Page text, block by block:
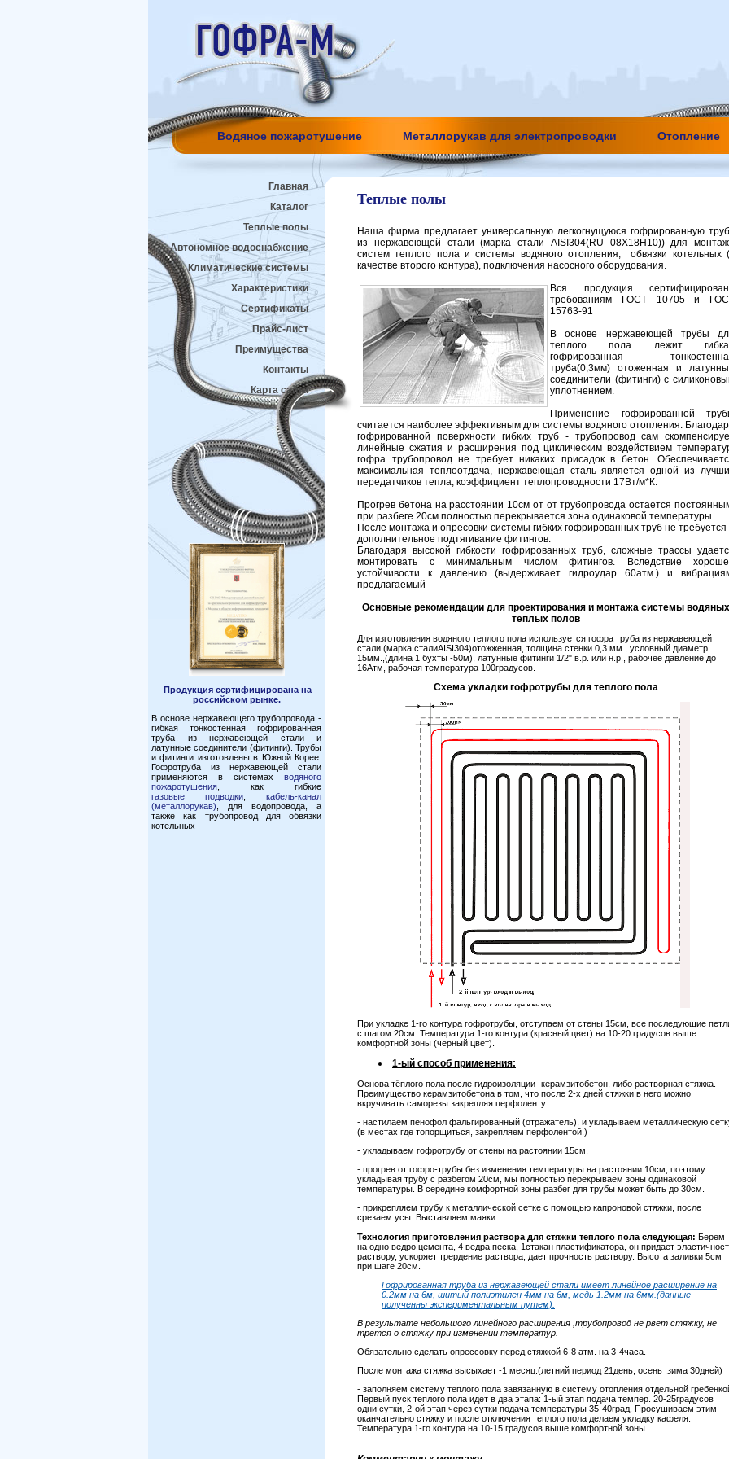
Водяное пожаротушение Металлорукав для электропроводки Отопление
Главная
Каталог
Теплые полы
Автономное водоснабжение
Климатические системы
Характеристики
Сертификаты
Прайс-лист
Преимущества
Контакты
Карта сайта
Продукция сертифицирована на
российском рынке.
В основе нержавеющего трубопровода -
гибкая тонкостенная гофрированная
труба из нержавеющей стали и
латунные соединители (фитинги). Трубы
и фитинги изготовлены в Южной Корее.
Гофротруба из нержавеющей стали
применяются в системах водяного
пожаротушения , как гибкие
газовые подводки
кабель-канал
(металлорукав) , для водопровода, а
также как трубопровод для обвязки
котельных
Теплые полы
Наша фирма предлагает универсальную легкогнущуюся гофрированную
из нержавеющей стали (марка стали AISI304(RU 08X18H10)) для
систем теплого пола и системы водяного отопления, обвязки котельных
качестве второго контура), подключения насосного оборудования.
Вся продукция
требованиям ГОСТ 10705 и
15763-91
В основе нержавеющей трубы
теплого пола лежит
гофрированная
труба(0,3мм) отоженная и
соединители (фитинги) с
уплотнением.
Применение гофрированной
считается наиболее эффективным для системы водяного отопления.
гофрированной поверхности гибких труб - трубопровод сам
линейные сжатия и расширения под циклическим воздействием
гофра трубопровод не требует никаких присадок в бетон.
максимальная теплоотдача, нержавеющая сталь является одной из
передатчиков тепла, коэффициент теплопроводности 17Вт/м*К.
Прогрев бетона на расстоянии 10см от от трубопровода остается
при разбеге 20см полностью перекрывается зона одинаковой температуры.
После монтажа и опресовки системы гибких гофрированных труб не требуется
дополнительное подтягивание фитингов.
Благодаря высокой гибкости гофрированных труб, сложные трассы
монтировать с минимальным числом фитингов. Вследствие
устойчивости к давлению (выдерживает гидроудар 60атм.) и
предлагаемый
Основные рекомендации для проектирования и монтажа системы водяных
теплых полов
Для изготовления водяного теплого пола используется гофра труба из нержавеющей
стали (марка сталиAISI304)отожженная, толщина стенки 0,3 мм., условный диаметр
15мм.,(длина 1 бухты -50м), латунные фитинги 1/2" в.р. или н.р., рабочее давление до
16Атм, рабочая температура 100градусов.
Схема укладки гофротрубы для теплого пола
При укладке 1-го контура гофротрубы, отступаем от стены 15см, все последующие
с шагом 20см. Температура 1-го контура (красный цвет) на 10-20 градусов выше
комфортной зоны (черный цвет).
1-ый способ применения:
Основа тёплого пола после гидроизоляции- керамзитобетон, либо растворная стяжка.
Преимущество керамзитобетона в том, что после 2-х дней стяжки в него можно
вкручивать саморезы закрепляя перфоленту.
- настилаем пенофол фальгированный (отражатель), и укладываем металлическую
(в местах где топорщиться, закрепляем перфолентой.)
- укладываем гофротрубу от стены на растоянии 15см.
- прогрев от гофро-трубы без изменения температуры на растоянии 10см, поэтому
укладывая трубу с разбегом 20см, мы полностью перекрываем зоны одинаковой
температуры. В середине комфортной зоны разбег для трубы может быть до 30см.
- прикрепляем трубу к металлической сетке с помощью капроновой стяжки, после
срезаем усы. Выставляем маяки.
Технология приготовления раствора для стяжки теплого пола следующая: Берем
на одно ведро цемента, 4 ведра песка, 1стакан пластификатора, он придает
раствору, ускоряет трердение раствора, дает прочность раствору. Высота заливки 5см
при шаге 20см.
Гофрированная труба из нержавеющей стали имеет линейное расширение на
0.2мм на 6м, шитый полиэтилен 4мм на 6м, медь 1.2мм на 6мм.(данные
полученны экспериментальным путем).
В результате небольшого линейного расширения ,трубопровод не рвет стяжку, не
трется о стяжку при изменении температур.
Обязательно сделать опрессовку перед стяжкой 6-8 атм. на 3-4часа.
После монтажа стяжка высыхает -1 месяц.(летний период 21день, осень ,зима 30дней)
- заполняем систему теплого пола завязанную в систему отопления отдельной
Первый пуск теплого пола идет в два этапа: 1-ый этап подача темпер. 20-25градусов
одни сутки, 2-ой этап через сутки подача температуры 35-40град. Просушиваем этим
оканчательно стяжку и после отключения теплого пола делаем укладку кафеля.
Температура 1-го контура на 10-15 градусов выше комфортной зоны.